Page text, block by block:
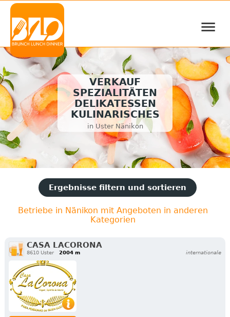
≡
VERKAUF
SPEZIALITÄTEN
DELIKATESSEN
KULINARISCHES
in Uster Nänikon
Ergebnisse filtern und sortieren
Betriebe in Nänikon mit Angeboten in anderen
Kategorien
CASA LACORONA
8610 Uster 2004 m internationale